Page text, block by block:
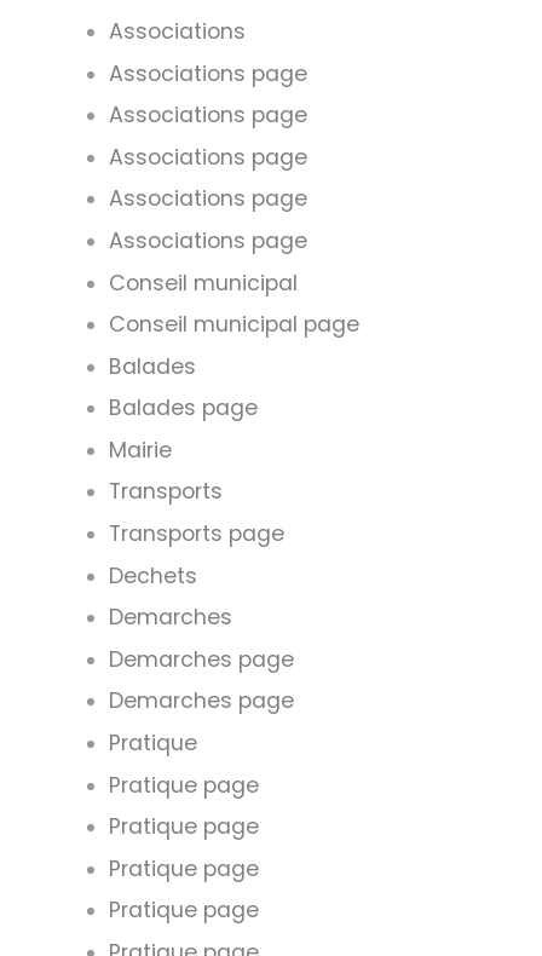
Associations
Associations page
Associations page
Associations page
Associations page
Associations page
Conseil municipal
Conseil municipal page
Balades
Balades page
Mairie
Transports
Transports page
Dechets
Demarches
Demarches page
Demarches page
Pratique
Pratique page
Pratique page
Pratique page
Pratique page